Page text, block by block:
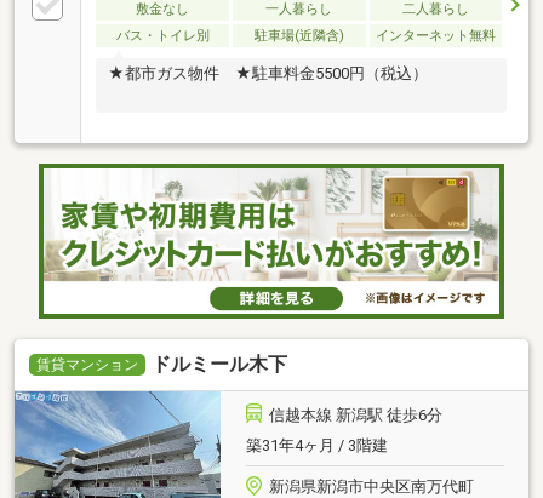
敷金なし 一人暮らし
二人暮らし
バス・トイレ別
駐車場(近隣含) インターネット無料
★都市ガス物件 ★駐車料金5500円（税込）
賃貸マンション ドルミール木下
信越本線 新潟駅 徒歩6分
築31年4ヶ月 / 3階建
新潟県新潟市中央区南万代町